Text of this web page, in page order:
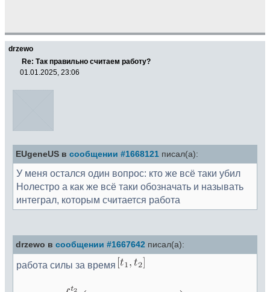
drzewo
Re: Так правильно считаем работу?
01.01.2025, 23:06
EUgeneUS в сообщении #1668121 писал(а):
У меня остался один вопрос: кто же всё таки убил
Нолестро а как же всё таки обозначать и называть
интеграл, которым считается работа
drzewo в сообщении #1667642 писал(а):
работа силы за время